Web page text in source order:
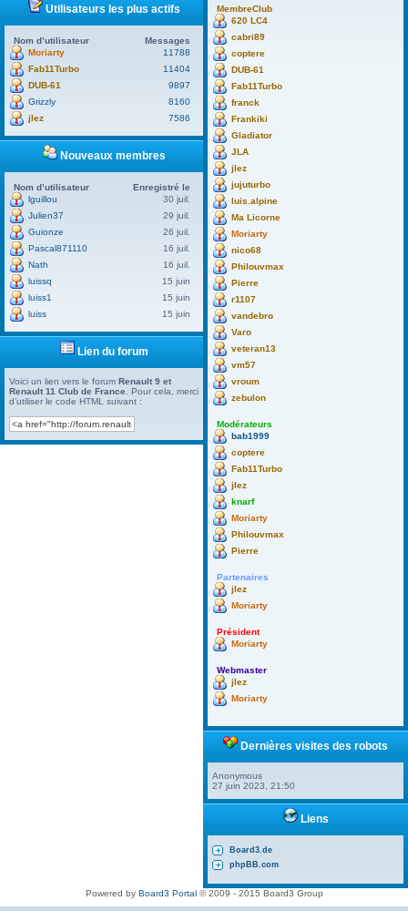
Utilisateurs les plus actifs
Nom d’utilisateur
Messages
Moriarty
11788
Fab11Turbo
11404
DUB-61
9897
Grizzly
8160
jlez
7586
Nouveaux membres
Nom d’utilisateur
Enregistré le
lguillou
30 juil.
Julien37
29 juil.
Guionze
26 juil.
Pascal871110
16 juil.
Nath
16 juil.
luissq
15 juin
luiss1
15 juin
luiss
15 juin
Lien du forum
Voici un lien vers le forum Renault 9 et
Renault 11 Club de France . Pour cela, merci
d’utiliser le code HTML suivant :
MembreClub
620 LC4
cabri89
coptere
DUB-61
Fab11Turbo
franck
Frankiki
Gladiator
JLA
jlez
jujuturbo
luis.alpine
Ma Licorne
Moriarty
nico68
Philouvmax
Pierre
r1107
vandebro
Varo
veteran13
vm57
vroum
zebulon
Modérateurs
bab1999
coptere
Fab11Turbo
jlez
knarf
Moriarty
Philouvmax
Pierre
Partenaires
jlez
Moriarty
Président
Moriarty
Webmaster
jlez
Moriarty
Dernières visites des robots
Anonymous
27 juin 2023, 21:50
Liens
Board3.de
phpBB.com
Powered by Board3 Portal© 2009 - 2015 Board3 Group